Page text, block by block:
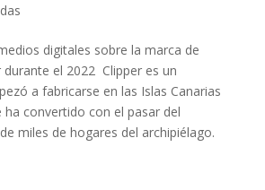
digitales sobre la marca de
durante el 2022 Clipper es un
a fabricarse en las Islas Canarias
ha convertido con el pasar del
miles de hogares del archipiélago.